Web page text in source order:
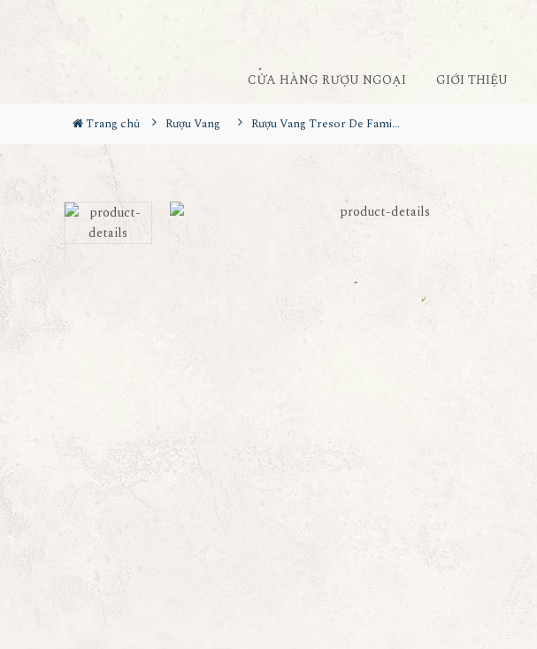
CỬA HÀNG RƯỢU NGOẠI GIỚI THIỆU
Trang chủ Rượu Vang Rượu Vang Tresor De Famille Bouey